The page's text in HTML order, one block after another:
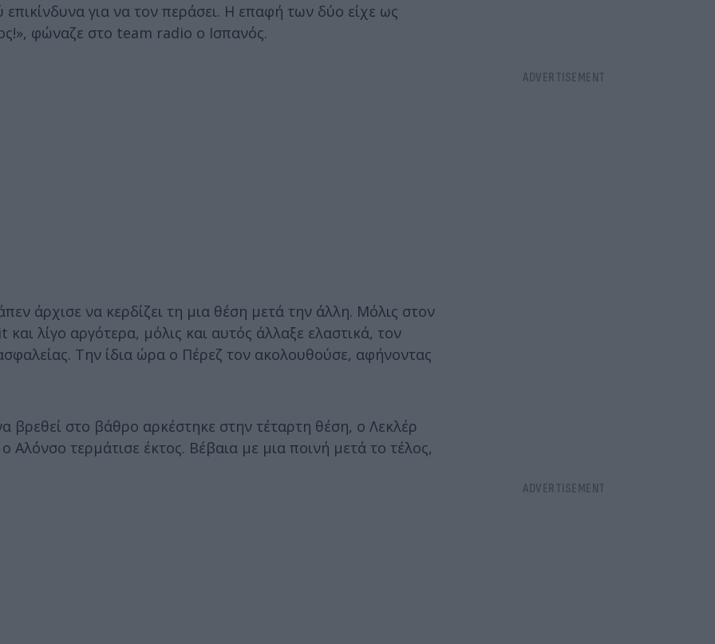
για να τον περάσει. Η επαφή των δύο είχε ως
φώναζε στο team radio ο Ισπανός.
άρχισε να κερδίζει τη μια θέση μετά την άλλη. Μόλις στον
λίγο αργότερα, μόλις και αυτός άλλαξε ελαστικά, τον
Την ίδια ώρα ο Πέρεζ τον ακολουθούσε, αφήνοντας
βρεθεί στο βάθρο αρκέστηκε στην τέταρτη θέση, ο Λεκλέρ
τερμάτισε έκτος. Βέβαια με μια ποινή μετά το τέλος,